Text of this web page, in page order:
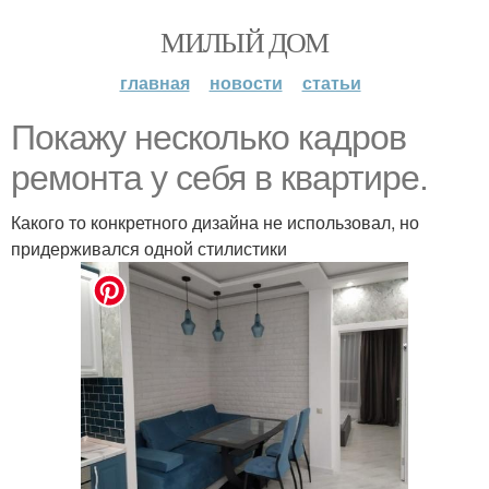
МИЛЫЙ ДОМ
главная новости статьи
Покажу несколько кадров
ремонта у себя в квартире.
Какого то конкретного дизайна не использовал, но
придерживался одной стилистики